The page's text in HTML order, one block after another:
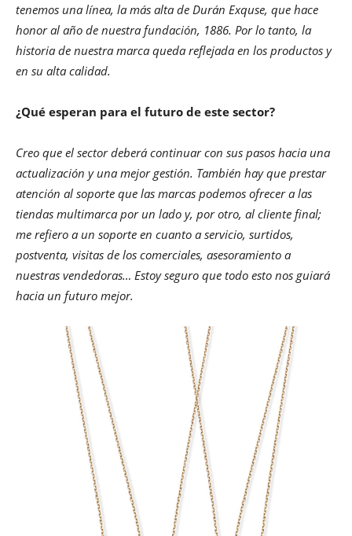
tenemos una línea, la más alta de Durán Exquse, que hace
honor al año de nuestra fundación, 1886. Por lo tanto, la
historia de nuestra marca queda reflejada en los productos y
en su alta calidad.
¿Qué esperan para el futuro de este sector?
Creo que el sector deberá continuar con sus pasos hacia una
actualización y una mejor gestión. También hay que prestar
atención al soporte que las marcas podemos ofrecer a las
tiendas multimarca por un lado y, por otro, al cliente final;
me refiero a un soporte en cuanto a servicio, surtidos,
postventa, visitas de los comerciales, asesoramiento a
nuestras vendedoras… Estoy seguro que todo esto nos guiará
hacia un futuro mejor.